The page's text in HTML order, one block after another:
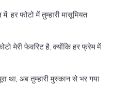
हर फोटो में तुम्हारी मासूमियत
मेरी फेवरिट है, क्योंकि हर फ्रेम में
था, अब तुम्हारी मुस्कान से भर गया